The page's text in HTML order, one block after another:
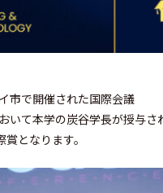
市で開催された国際会議
本学の炭谷学長が授与さ
となります。